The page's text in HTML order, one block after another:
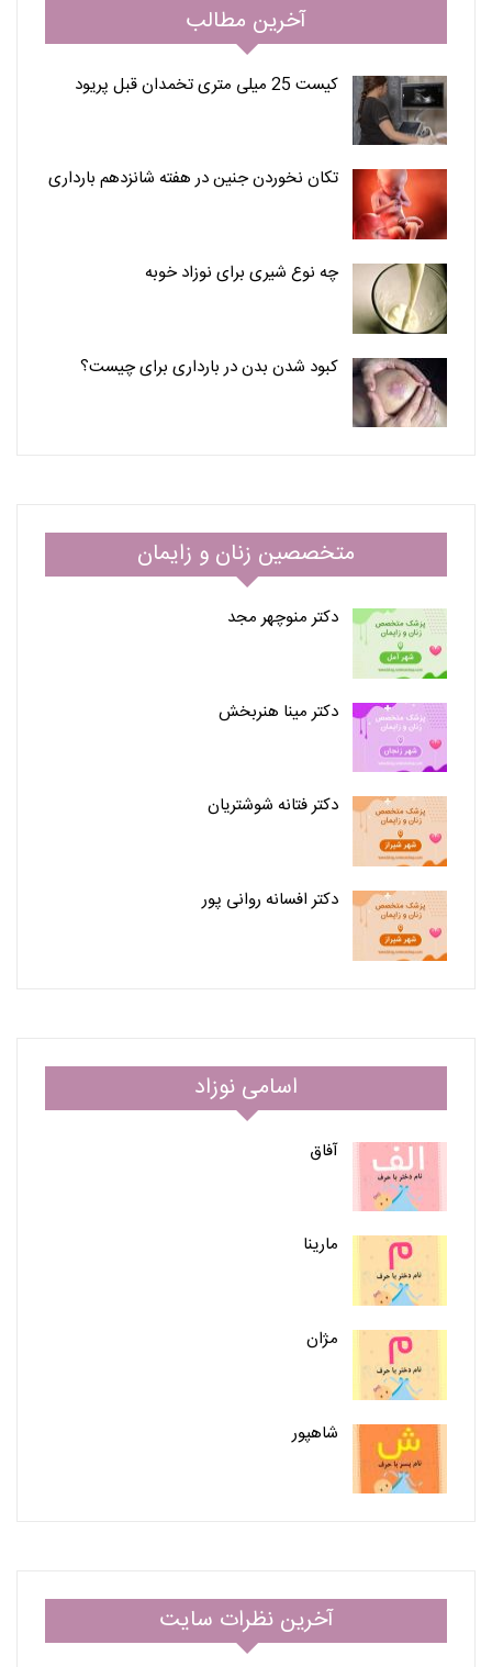
آخرین مطالب
کیست 25 میلی متری تخمدان قبل پریود
تکان نخوردن جنین در هفته شانزدهم بارداری
چه نوع شیری برای نوزاد خوبه
کبود شدن بدن در بارداری برای چیست؟
متخصصین زنان و زایمان
دکتر منوچهر مجد
دکتر مینا هنربخش
دکتر فتانه شوشتریان
دکتر افسانه روانی پور
اسامی نوزاد
آفاق
مارینا
مژان
شاهپور
آخرین نظرات سایت